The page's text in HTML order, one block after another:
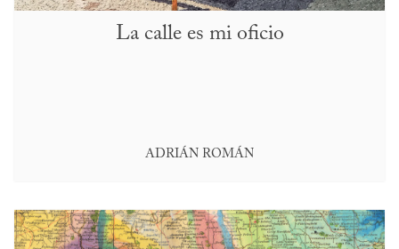
La calle es mi oficio
ADRIÁN ROMÁN